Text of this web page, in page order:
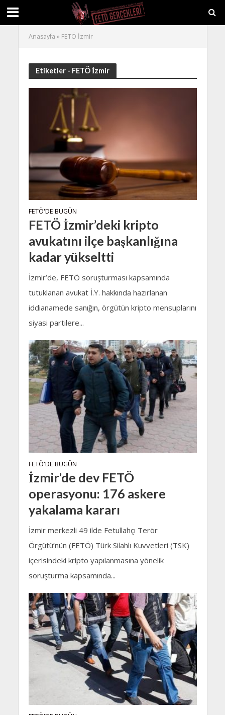
Anasayfa » FETÖ İzmir
Etiketler - FETÖ İzmir
FETÖ'DE BUGÜN
FETÖ İzmir’deki kripto
avukatını ilçe başkanlığına
kadar yükseltti
İzmir’de, FETÖ soruşturması kapsamında
tutuklanan avukat İ.Y. hakkında hazırlanan
iddianamede sanığın, örgütün kripto mensuplarını
siyasi partilere...
FETÖ'DE BUGÜN
İzmir’de dev FETÖ
operasyonu: 176 askere
yakalama kararı
İzmir merkezli 49 ilde Fetullahçı Terör
Örgütü’nün (FETÖ) Türk Silahlı Kuvvetleri (TSK)
içerisindeki kripto yapılanmasına yönelik
soruşturma kapsamında...